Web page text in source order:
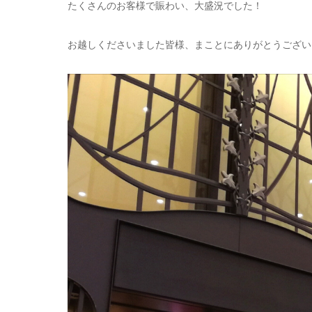
たくさんのお客様で賑わい、大盛況でした！
お越しくださいました皆様、まことにありがとうござ